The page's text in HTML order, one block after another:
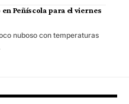
Peñíscola para el viernes
nuboso con temperaturas